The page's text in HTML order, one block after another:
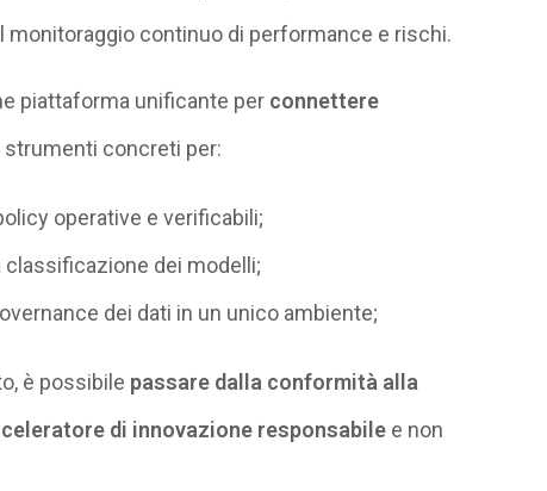
monitoraggio continuo di performance e rischi.
piattaforma unificante per connettere
concreti per:
operative e verificabili;
dei modelli;
dei dati in un unico ambiente;
è possibile passare dalla conformità alla
di innovazione responsabilee non